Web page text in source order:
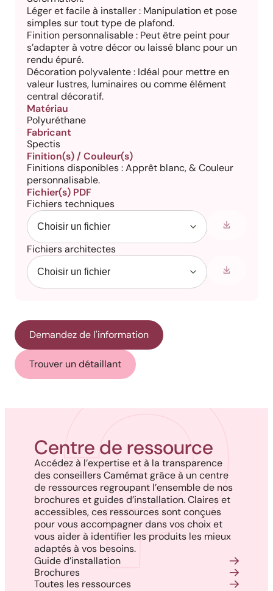
Léger et facile à installer : Manipulation et pose
simples sur tout type de plafond.
Finition personnalisable : Peut être peint pour
s’adapter à votre décor ou laissé blanc pour un
rendu épuré.
Décoration polyvalente : Idéal pour mettre en
valeur lustres, luminaires ou comme élément
central décoratif.
Matériau
Polyuréthane
Fabricant
Spectis
Finition(s) / Couleur(s)
Finitions disponibles : Apprêt blanc, & Couleur
personnalisable.
Fichier(s) PDF
Fichiers techniques
Fichiers architectes
Demandez de l'information
Trouver un détaillant
Centre de ressource
Accédez à l’expertise et à la transparence
des conseillers Camémat grâce à un centre
de ressources regroupant l’ensemble de nos
brochures et guides d’installation. Claires et
accessibles, ces ressources sont conçues
pour vous accompagner dans vos choix et
vous aider à identifier les produits les mieux
adaptés à vos besoins.
Guide d’installation
Brochures
Toutes les ressources